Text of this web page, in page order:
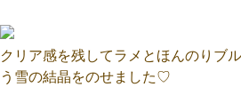
Voice
クリア感を残してラメとほんのりブ
う雪の結晶をのせました♡